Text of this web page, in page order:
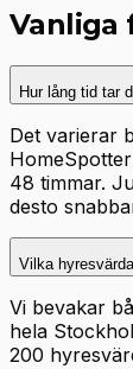
Vanliga
Hur lång tid tar
Det varierar
48 timmar.
desto
Vilka
Vi bevakar
hela
200